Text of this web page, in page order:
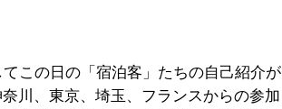
この日の「宿泊客」たちの自己紹介が
川、東京、埼玉、フランスからの参加